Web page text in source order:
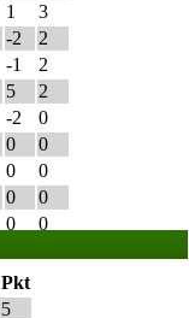
1
3
-2
2
-1
2
5
2
-2
0
0
0
0
0
0
0
0 0
Pkt
5